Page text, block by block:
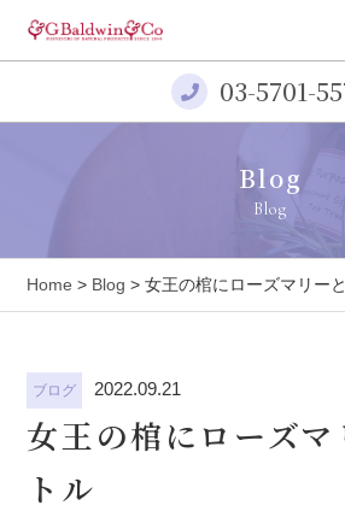
03-5701-
Blog
Blog
Home > Blog > 女王の棺にローズマリー
ブログ 2022.09.21
女王の棺にローズマ
トル